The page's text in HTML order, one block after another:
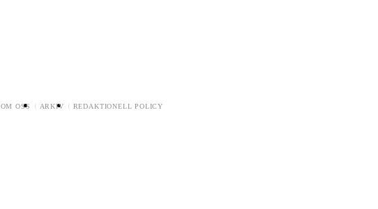
OM OSS ARKIV REDAKTIONELL POLICY